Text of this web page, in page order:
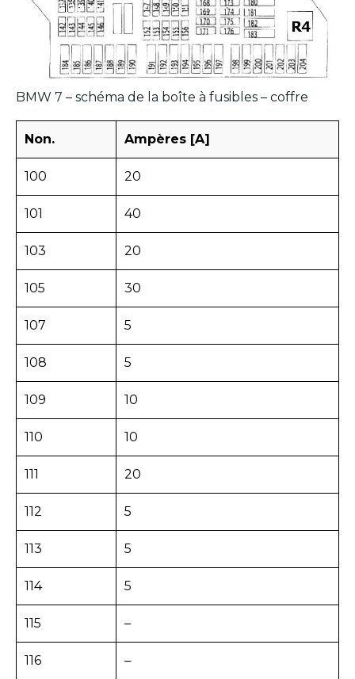
BMW 7 – schéma de la boîte à fusibles – coffre
Non. Ampères [A]
100 20
101 40
103 20
105 30
107 5
108 5
109 10
110 10
111 20
112 5
113 5
114 5
115 –
116 –